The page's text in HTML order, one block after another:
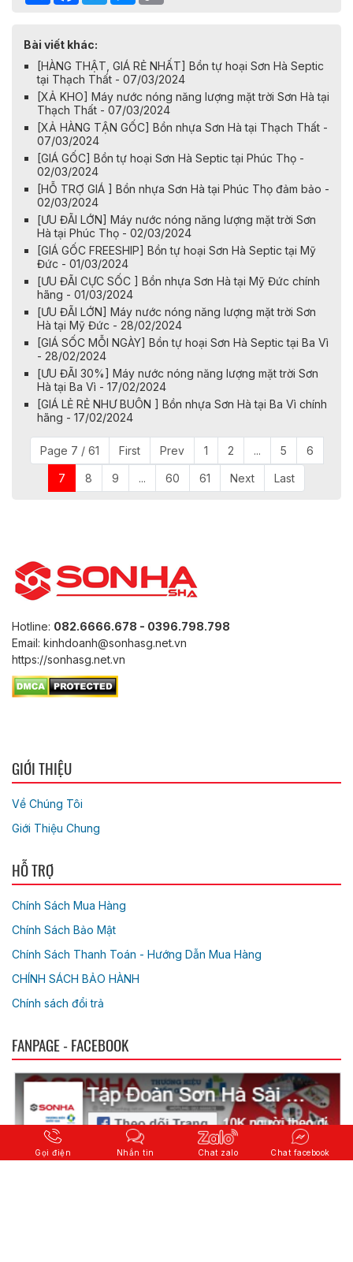
Bài viết khác:
[HÀNG THẬT, GIÁ RẺ NHẤT] Bồn tự hoại Sơn Hà Septic
tại Thạch Thất - 07/03/2024
[XẢ KHO] Máy nước nóng năng lượng mặt trời Sơn Hà tại
Thạch Thất - 07/03/2024
[XẢ HÀNG TẬN GỐC] Bồn nhựa Sơn Hà tại Thạch Thất -
07/03/2024
[GIÁ GỐC] Bồn tự hoại Sơn Hà Septic tại Phúc Thọ -
02/03/2024
[HỖ TRỢ GIÁ ] Bồn nhựa Sơn Hà tại Phúc Thọ đảm bảo -
02/03/2024
[ƯU ĐÃI LỚN] Máy nước nóng năng lượng mặt trời Sơn
Hà tại Phúc Thọ - 02/03/2024
[GIÁ GỐC FREESHIP] Bồn tự hoại Sơn Hà Septic tại Mỹ
Đức - 01/03/2024
​​​​[ƯU ĐÃI CỰC SỐC ] Bồn nhựa Sơn Hà tại Mỹ Đức chính
hãng - 01/03/2024
[ƯU ĐÃI LỚN] Máy nước nóng năng lượng mặt trời Sơn
Hà tại Mỹ Đức - 28/02/2024
[GIÁ SỐC MỖI NGÀY] Bồn tự hoại Sơn Hà Septic tại Ba Vì
- 28/02/2024
[ƯU ĐÃI 30%] Máy nước nóng năng lượng mặt trời Sơn
Hà tại Ba Vì - 17/02/2024
[GIÁ LẺ RẺ NHƯ BUÔN ] Bồn nhựa Sơn Hà tại Ba Vì chính
hãng - 17/02/2024
Page 7 / 61 First Prev 1 2 ... 5 6
7 8 9 ... 60 61 Next Last
Hotline: 082.6666.678 - 0396.798.798
Email: kinhdoanh@sonhasg.net.vn
https://sonhasg.net.vn
GIỚI THIỆU
Về Chúng Tôi
Giới Thiệu Chung
HỖ TRỢ
Chính Sách Mua Hàng
Chính Sách Bảo Mật
Chính Sách Thanh Toán - Hướng Dẫn Mua Hàng
CHÍNH SÁCH BẢO HÀNH
Chính sách đổi trả
FANPAGE - FACEBOOK
Gọi điện Nhắn tin Chat zalo Chat facebook